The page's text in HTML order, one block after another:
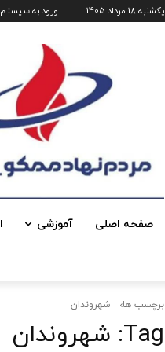
یکشنبه 18 مرداد 1405 ورود به
صفحه اصلی آموزشی
برچسب ها شهروندان
Tag: شهروندان